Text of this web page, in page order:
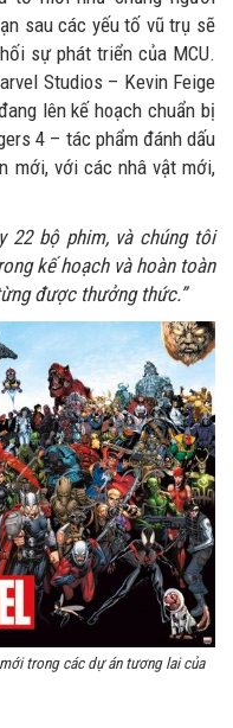
sau các yếu tố vũ trụ sẽ
sự phát triển của MCU.
Studios – Kevin Feige
lên kế hoạch chuẩn bị
4 – tác phẩm đánh dấu
mới, với các nhâ vật mới,
22 bộ phim, và chúng tôi
kế hoạch và hoàn toàn
được thưởng thức.”
trong các dự án tương lai của